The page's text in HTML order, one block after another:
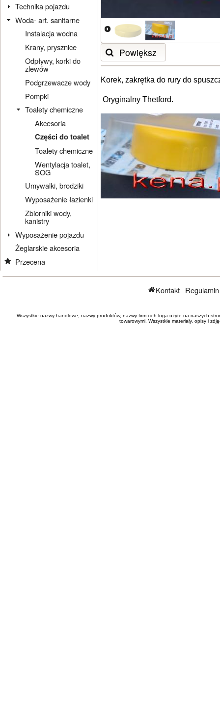
Technika pojazdu
Woda- art. sanitarne
Instalacja wodna
Krany, prysznice
Odpływy, korki do
zlewów
Podgrzewacze wody
Pompki
Toalety chemiczne
Akcesoria
Części do toalet
Toalety chemiczne
Wentylacja toalet,
SOG
Umywalki, brodziki
Wyposażenie łazienki
Zbiorniki wody,
kanistry
Wyposażenie pojazdu
Żeglarskie akcesoria
Przecena
Powiększ
Korek, zakrętka do rury do
Oryginalny Thetford.
Kontakt
Wszystkie nazwy handlowe, nazwy produktów, nazwy firm i ich loga użyte na naszych
towarowymi. Wszystkie materiały, opisy i